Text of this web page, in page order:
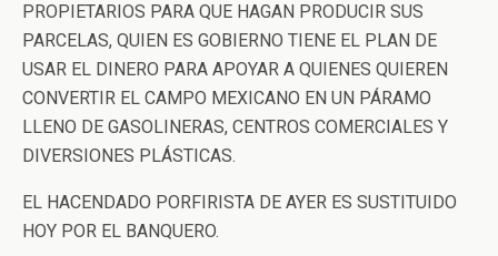
PROPIETARIOS PARA QUE HAGAN PRODUCIR SUS
PARCELAS, QUIEN ES GOBIERNO TIENE EL PLAN DE
USAR EL DINERO PARA APOYAR A QUIENES QUIEREN
CONVERTIR EL CAMPO MEXICANO EN UN PÁRAMO
LLENO DE GASOLINERAS, CENTROS COMERCIALES Y
DIVERSIONES PLÁSTICAS.
EL HACENDADO PORFIRISTA DE AYER ES SUSTITUIDO
HOY POR EL BANQUERO.